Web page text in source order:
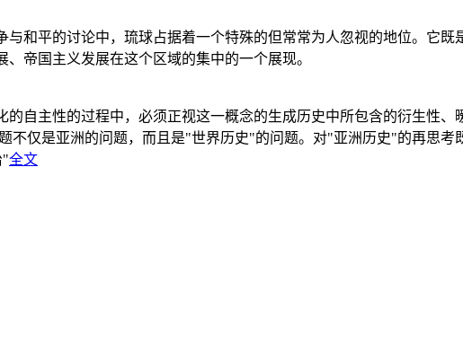
与和平的讨论中，琉球占据着一个特殊的但常常为人忽视的地位。它
帝国主义发展在这个区域的集中的一个展现。
的自主性的过程中，必须正视这一概念的生成历史中所包含的衍生性
不仅是亚洲的问题，而且是"世界历史"的问题。对"亚洲历史"的再思
"全文